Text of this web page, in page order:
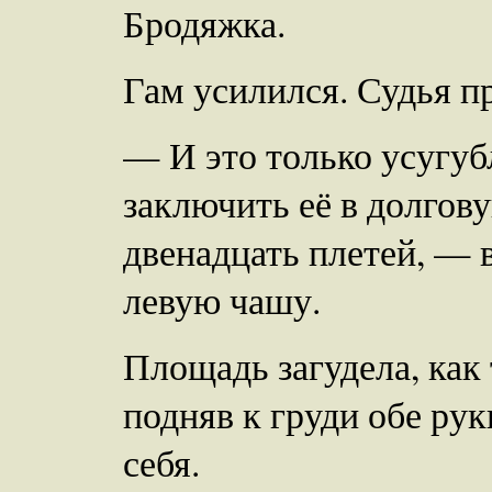
Бродяжка.
Гам усилился. Судья
— И это только
заключить её в
двенадцать плетей, —
левую чашу.
Площадь загудела,
подняв к груди обе
себя.